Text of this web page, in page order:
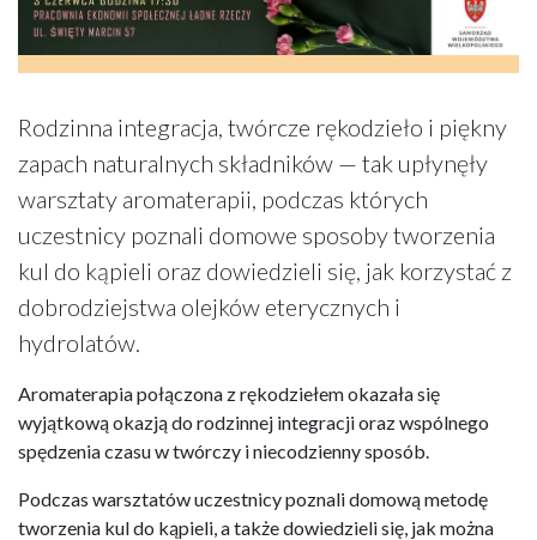
Rodzinna integracja, twórcze rękodzieło i piękny
zapach naturalnych składników — tak upłynęły
warsztaty aromaterapii, podczas których
uczestnicy poznali domowe sposoby tworzenia
kul do kąpieli oraz dowiedzieli się, jak korzystać z
dobrodziejstwa olejków eterycznych i
hydrolatów.
Aromaterapia połączona z rękodziełem okazała się
wyjątkową okazją do rodzinnej integracji oraz wspólnego
spędzenia czasu w twórczy i niecodzienny sposób.
Podczas warsztatów uczestnicy poznali domową metodę
tworzenia kul do kąpieli, a także dowiedzieli się, jak można